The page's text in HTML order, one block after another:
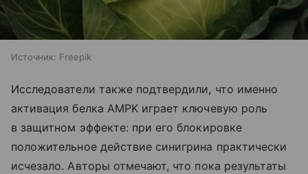
Источник: Freepik
Исследователи также подтвердили, что именно
активация белка AMPK играет ключевую роль
в защитном эффекте: при его блокировке
положительное действие синигрина практически
исчезало. Авторы отмечают, что пока результаты